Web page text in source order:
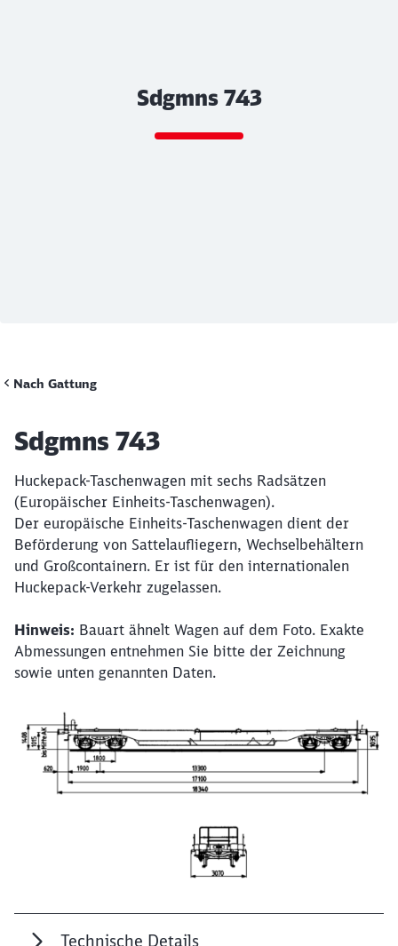
Rückruf
Sdgmns 743
Nach Gattung
Artikel:
Sdgmns 743
Huckepack-Taschenwagen mit sechs Radsätzen
(Europäischer Einheits-Taschenwagen).
Der europäische Einheits-Taschenwagen dient der
Beförderung von Sattelaufliegern, Wechselbehältern
und Großcontainern. Er ist für den internationalen
Huckepack-Verkehr zugelassen.
Hinweis: Bauart ähnelt Wagen auf dem Foto. Exakte
Abmessungen entnehmen Sie bitte der Zeichnung
sowie unten genannten Daten.
Technische Details